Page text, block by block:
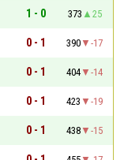
1 - 0 373
25
0 - 1 390
-17
0 - 1 404
-14
0 - 1 423
-19
0 - 1 438
-15